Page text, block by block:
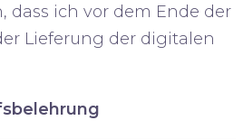
dass ich vor dem Ende der
Lieferung der digitalen